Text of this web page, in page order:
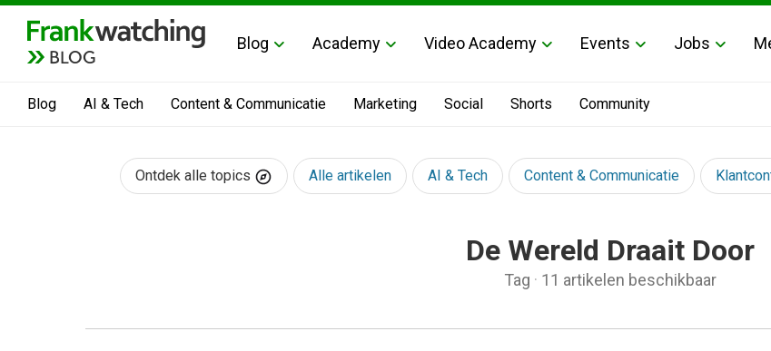
BLOG
Blog Academy Video Academy Events Jobs
Blog AI & Tech Content & Communicatie Marketing Social Shorts Community
Ontdek alle topics Alle artikelen AI & Tech Content & Communicatie
De Wereld Draait Door
Tag · 11 artikelen beschikbaar